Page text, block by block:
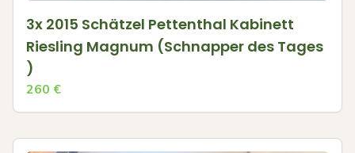
3x 2015 Schätzel Pettenthal Kabinett
Riesling Magnum (Schnapper des Tages
)
260 €